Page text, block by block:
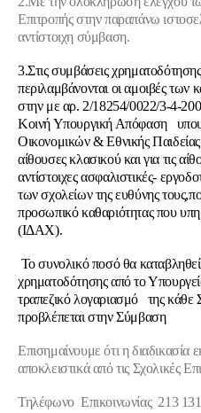
Επιτροπής στην παραπάνω
αντίστοιχη σύμβαση.
3.Στις συμβάσεις
περιλαμβάνονται οι αμοιβές των
στην με αρ. 2/18254/0022/3-4-
Κοινή Υπουργική Απόφαση
Οικονομικών & Εθνικής
αίθουσες κλασικού και για τις
αντίστοιχες ασφαλιστικές-
των σχολείων της ευθύνης
προσωπικό καθαριότητας που
(ΙΔΑΧ).
Το συνολικό ποσό θα
χρηματοδότησης από το
τραπεζικό λογαριασμό της κάθε
προβλέπεται στην Σύμβαση
Επισημαίνουμε ότι η διαδικασία
αποκλειστικά από τις Σχολικές
Τηλέφωνo Επικοινωνίας 213